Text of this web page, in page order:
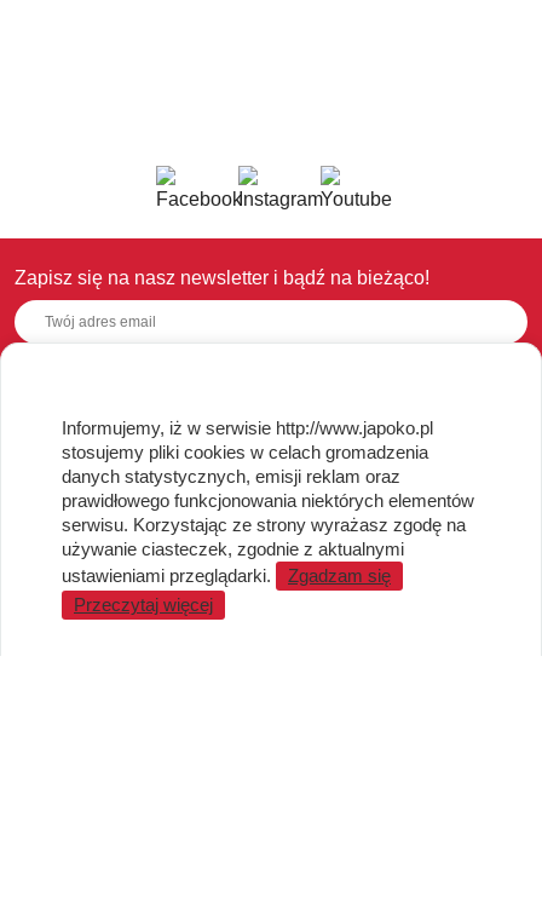
Zapisz się na nasz newsletter i bądź na bieżąco!
OBSŁUGA KLIENTA
Regulamin i Polityka Cookies
Dostawa, Reklamacje i Zwroty
Metody płatności
Standardy jakości i bezpieczeństwa
WARTO WIEDZIEĆ
Informujemy, iż w serwisie http://www.japoko.pl
stosujemy pliki cookies w celach gromadzenia
danych statystycznych, emisji reklam oraz
prawidłowego funkcjonowania niektórych elementów
serwisu. Korzystając ze strony wyrażasz zgodę na
używanie ciasteczek, zgodnie z aktualnymi
ustawieniami przeglądarki.
Zgadzam się
Przeczytaj więcej